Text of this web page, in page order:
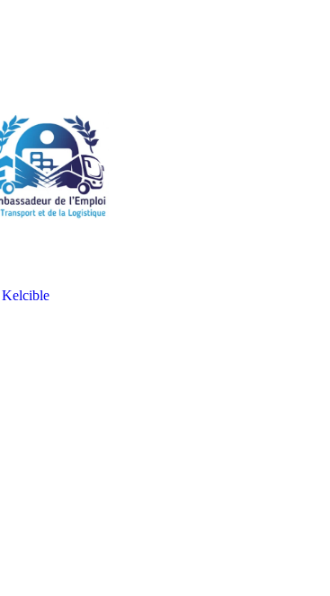
Kelcible